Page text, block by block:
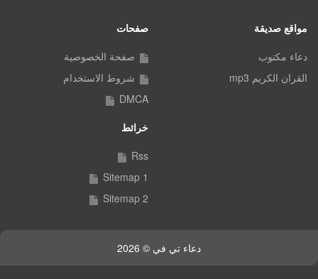
مواقع صديقة
دعاء مكتوب
القران الكريم mp3
صفحات
صفحة الخصوصية
شروط الاستخدام
DMCA
خرائط
Rss
Sitemap 1
Sitemap 2
دعاء تي في © 2026